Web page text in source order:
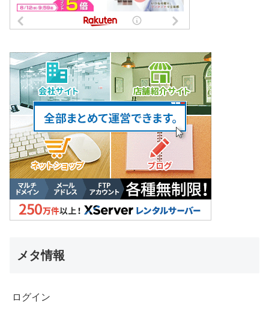
メタ情報
ログイン